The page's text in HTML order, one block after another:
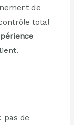
de
total
pas de